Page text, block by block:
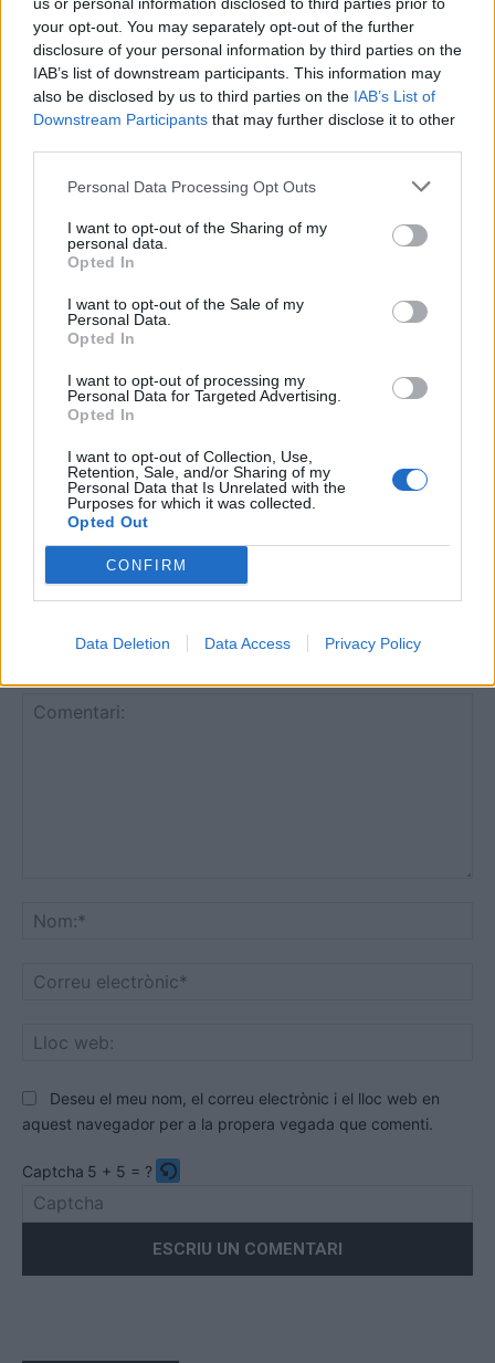
your opt-out. You may separately opt-out of the further
disclosure of your personal information by third parties on the
IAB’s list of downstream participants. This information may
also be disclosed by us to third parties on the IAB’s List of
Downstream Participants that may further disclose it to other
Personal Data Processing Opt Outs
I want to opt-out of the Sharing of my
personal data.
Opted In
I want to opt-out of the Sale of my
Personal Data.
Opted In
I want to opt-out of processing my
Personal Data for Targeted Advertising.
Opted In
I want to opt-out of Collection, Use,
Retention, Sale, and/or Sharing of my
Personal Data that Is Unrelated with the
Purposes for which it was collected.
Opted Out
CONFIRM
Data Deletion Data Access Privacy Policy
Setmanari l'Ebre
2ª Catalana
El Jesús Catalònia i La Cava baixen a
Tercera Catalana a falta de tres jornades
2ª Catalana
abril 25, 2026
2ª Catalana
La derrota del Jesús Catalònia complica
encara més la permanència a la categoria
Deseu el meu nom, el correu electrònic i el lloc web en
aquest navegador per a la propera vegada que comenti.
Captcha 5 + 5 = ?
the